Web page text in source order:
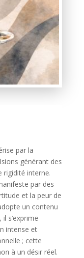
par la
générant des
rigidité interne.
par des
et la peur de
un contenu
s’exprime
intense et
; cette
à un désir réel.